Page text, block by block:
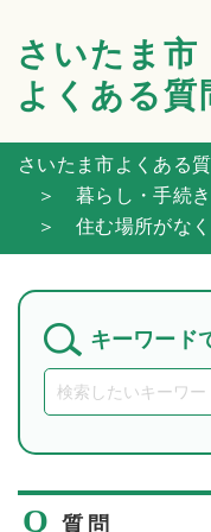
さいたま市
よくある質
さいたま市よくある
＞ 暮らし・手続き
＞ 住む場所がなく
キーワード
Q 質問